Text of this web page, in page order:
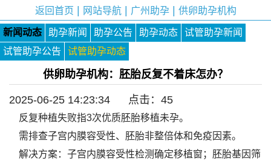
返回首页 网站导航| 广州助孕| 供卵助孕机构
新闻动态 助孕新闻 助孕公告 助孕动态
试管助孕新闻
试管助孕公告
试管助孕动态
供卵助孕机构：胚胎反复不着床怎办？
2025-06-25 14:23:34 点击： 45
反复种植失败指3次优质胚胎移植未孕。
需排查子宫内膜容受性、胚胎非整倍体和免疫因素。
解决方案：子宫内膜容受性检测确定移植窗；胚胎基因筛